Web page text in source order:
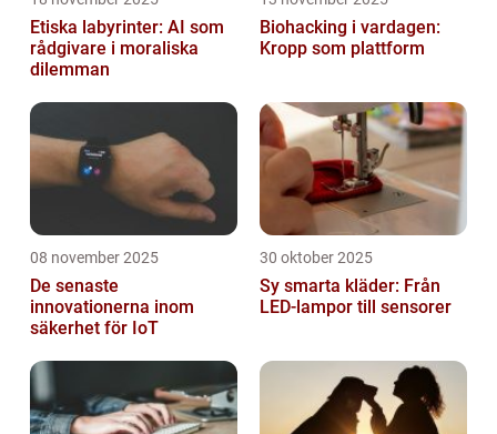
Etiska labyrinter: AI som
rådgivare i moraliska
dilemman
Biohacking i vardagen:
Kropp som plattform
08 november 2025
De senaste
innovationerna inom
säkerhet för IoT
30 oktober 2025
Sy smarta kläder: Från
LED-lampor till sensorer